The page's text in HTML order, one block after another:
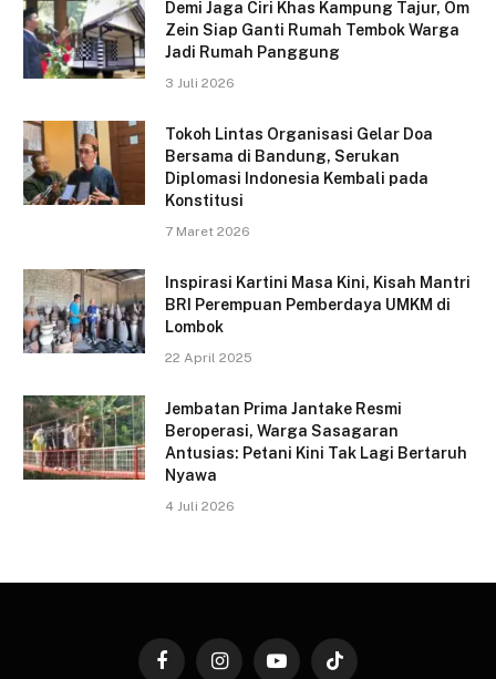
Demi Jaga Ciri Khas Kampung Tajur, Om
Zein Siap Ganti Rumah Tembok Warga
Jadi Rumah Panggung
3 Juli 2026
Tokoh Lintas Organisasi Gelar Doa
Bersama di Bandung, Serukan
Diplomasi Indonesia Kembali pada
Konstitusi
7 Maret 2026
Inspirasi Kartini Masa Kini, Kisah Mantri
BRI Perempuan Pemberdaya UMKM di
Lombok
22 April 2025
Jembatan Prima Jantake Resmi
Beroperasi, Warga Sasagaran
Antusias: Petani Kini Tak Lagi Bertaruh
Nyawa
4 Juli 2026
FacebookInstagramYouTubeTikTok